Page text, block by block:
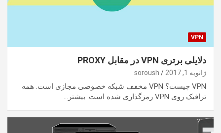
VPN
دلایلی برتری VPN در مقابل PROXY
ژانویه 1, 2017 soroush
VPN چیست؟ VPN مخفف شبکه خصوصی مجازی است. همه
ترافیک روی VPN رمزگذاری شده است. بیشتر…